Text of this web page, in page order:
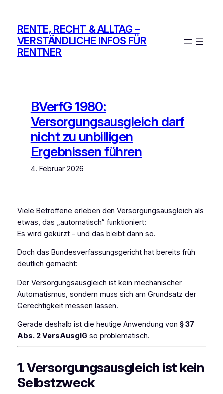
springen
RENTE, RECHT & ALLTAG –
VERSTÄNDLICHE INFOS FÜR
RENTNER
BVerfG 1980:
Versorgungsausgleich darf
nicht zu unbilligen
Ergebnissen führen
4. Februar 2026
Viele Betroffene erleben den Versorgungsausgleich als
etwas, das „automatisch“ funktioniert:
Es wird gekürzt – und das bleibt dann so.
Doch das Bundesverfassungsgericht hat bereits früh
deutlich gemacht:
Der Versorgungsausgleich ist kein mechanischer
Automatismus, sondern muss sich am Grundsatz der
Gerechtigkeit messen lassen.
Gerade deshalb ist die heutige Anwendung von § 37
Abs. 2 VersAusglGso problematisch.
1. Versorgungsausgleich ist kein
Selbstzweck